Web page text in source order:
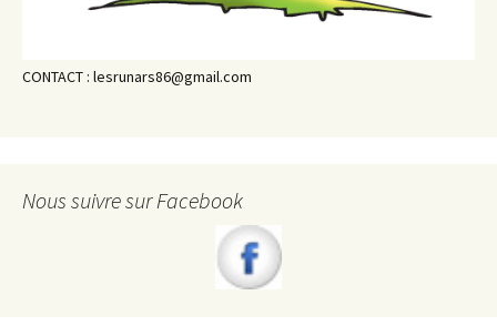
CONTACT : lesrunars86@gmail.com
Nous suivre sur Facebook